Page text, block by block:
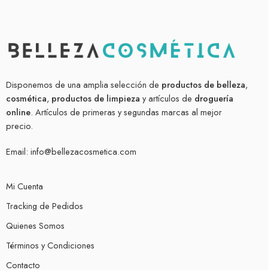
Disponemos de una amplia selección de productos de belleza,
cosmética, productos de limpieza y artículos de droguería
online. Artículos de primeras y segundas marcas al mejor
precio.
Email: info@bellezacosmetica.com
Mi Cuenta
Tracking de Pedidos
Quienes Somos
Términos y Condiciones
Contacto